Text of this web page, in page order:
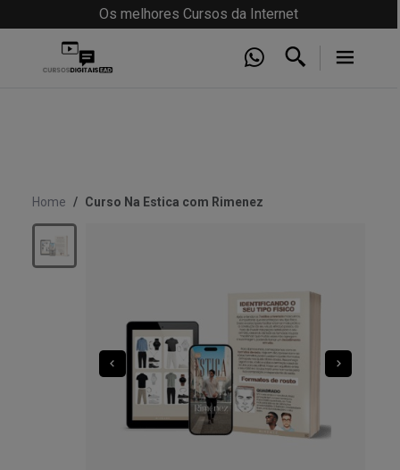
Os melhores Cursos da Internet
Home Curso Na Estica com Rimenez